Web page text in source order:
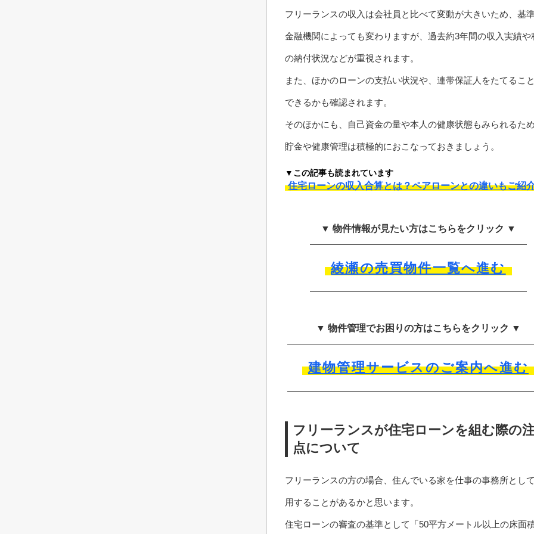
フリーランスの収入は会社員と比べて変動が大きいため、基
金融機関によっても変わりますが、過去約3年間の収入実績や
の納付状況などが重視されます。
また、ほかのローンの支払い状況や、連帯保証人をたてるこ
できるかも確認されます。
そのほかにも、自己資金の量や本人の健康状態もみられるため
貯金や健康管理は積極的におこなっておきましょう。
▼この記事も読まれています
住宅ローンの収入合算とは？ペアローンとの違いもご紹
▼ 物件情報が見たい方はこちらをクリック ▼
綾瀬の売買物件一覧へ進む
▼ 物件管理でお困りの方はこちらをクリック ▼
建物管理サービスのご案内へ進む
フリーランスが住宅ローンを組む際の
点について
フリーランスの方の場合、住んでいる家を仕事の事務所とし
用することがあるかと思います。
住宅ローンの審査の基準として「50平方メートル以上の床面